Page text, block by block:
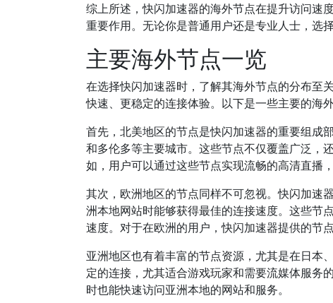
综上所述，快闪加速器的海外节点在提升访问速
重要作用。无论你是普通用户还是专业人士，选
主要海外节点一览
在选择快闪加速器时，了解其海外节点的分布至
快速、更稳定的连接体验。以下是一些主要的海
首先，北美地区的节点是快闪加速器的重要组成
和多伦多等主要城市。这些节点不仅覆盖广泛，
如，用户可以通过这些节点实现流畅的高清直播
其次，欧洲地区的节点同样不可忽视。快闪加速
洲本地网站时能够获得最佳的连接速度。这些节
速度。对于在欧洲的用户，快闪加速器提供的节
亚洲地区也有着丰富的节点资源，尤其是在日本
定的连接，尤其适合游戏玩家和需要流媒体服务
时也能快速访问亚洲本地的网站和服务。